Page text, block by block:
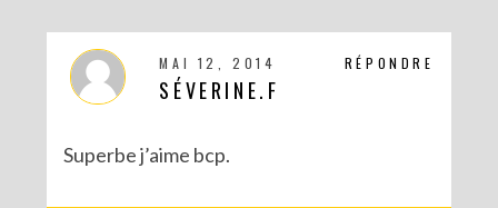
RÉPONDRE
MAI 12, 2014
SÉVERINE.F
Superbe j’aime bcp.